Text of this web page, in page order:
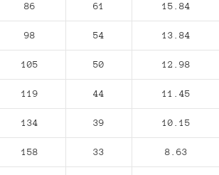
86 61 15.84
98 54 13.84
105 50 12.98
119 44 11.45
134 39 10.15
158 33 8.63